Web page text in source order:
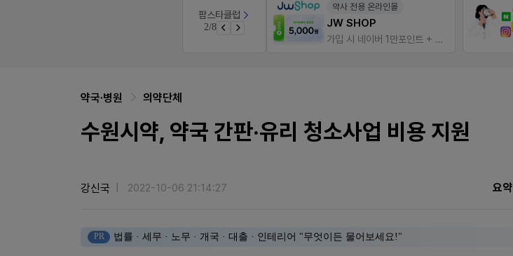
팜스타클럽
3/8
팜노트
약국 마케팅 성공사례
좋아요+의견남기면 쿠폰 증정
약국·병원 의약단체
수원시약, 약국 간판·유리 청소사업 비용 지원
강신국 2022-10-06 21:14:27 요약
PR 법률 · 세무 · 노무 · 개국 · 대출 · 인테리어 "무엇이든 물어보세요!"